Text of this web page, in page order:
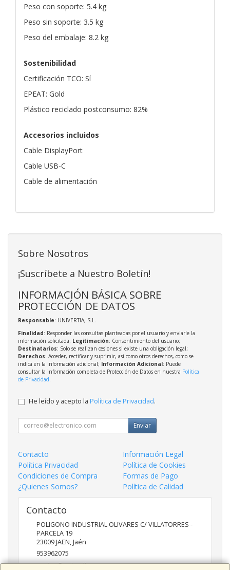
Peso con soporte: 5.4 kg
Peso sin soporte: 3.5 kg
Peso del embalaje: 8.2 kg
Sostenibilidad
Certificación TCO: Sí
EPEAT: Gold
Plástico reciclado postconsumo: 82%
Accesorios incluidos
Cable DisplayPort
Cable USB-C
Cable de alimentación
Sobre Nosotros
¡Suscríbete a Nuestro Boletín!
INFORMACIÓN BÁSICA SOBRE
PROTECCIÓN DE DATOS
Responsable: UNIVERTIA, S.L.
Finalidad: Responder las consultas planteadas por el usuario y enviarle la
información solicitada; Legitimación: Consentimiento del usuario;
Destinatarios: Solo se realizan cesiones si existe una obligación legal;
Derechos: Acceder, rectificar y suprimir, así como otros derechos, como se
indica en la información adicional; Información Adicional: Puede
consultar la información completa de Protección de Datos en nuestra Política
de Privacidad
He leído y acepto la Política de Privacidad.
Enviar
Contacto
Información Legal
Política Privacidad
Política de Cookies
Condiciones de Compra
Formas de Pago
¿Quienes Somos?
Política de Calidad
Contacto
POLIGONO INDUSTRIAL OLIVARES C/ VILLATORRES -
PARCELA 19
23009JAEN,Jaén
953962075
ventas@univertia.es